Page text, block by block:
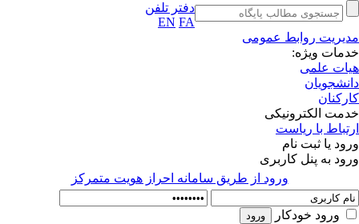
دفتر تلفن
EN FA
روابط عمومی
ویژه:
علمی
الکترونیکی
با ریاست
یا ثبت نام
به پنل کاربری
ورود از طريق سامانه احراز هويت متمركز
ورود خودکار